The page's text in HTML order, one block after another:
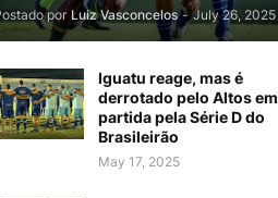
por Luiz Vasconcelos - July 26, 2025
Iguatu reage, mas é
derrotado pelo Altos em
partida pela Série D do
Brasileirão
May 17, 2025